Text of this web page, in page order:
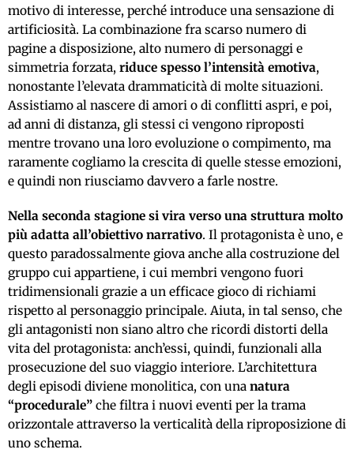
motivo di interesse, perché introduce una sensazione di
artificiosità. La combinazione fra scarso numero di
pagine a disposizione, alto numero di personaggi e
simmetria forzata, riduce spesso l’intensità emotiva,
nonostante l’elevata drammaticità di molte situazioni.
Assistiamo al nascere di amori o di conflitti aspri, e poi,
ad anni di distanza, gli stessi ci vengono riproposti
mentre trovano una loro evoluzione o compimento, ma
raramente cogliamo la crescita di quelle stesse emozioni,
e quindi non riusciamo davvero a farle nostre.
Nella seconda stagione si vira verso una struttura molto
più adatta all’obiettivo narrativo. Il protagonista è uno, e
questo paradossalmente giova anche alla costruzione del
gruppo cui appartiene, i cui membri vengono fuori
tridimensionali grazie a un efficace gioco di richiami
rispetto al personaggio principale. Aiuta, in tal senso, che
gli antagonisti non siano altro che ricordi distorti della
vita del protagonista: anch’essi, quindi, funzionali alla
prosecuzione del suo viaggio interiore. L’architettura
degli episodi diviene monolitica, con una natura
“procedurale” che filtra i nuovi eventi per la trama
orizzontale attraverso la verticalità della riproposizione di
uno schema.